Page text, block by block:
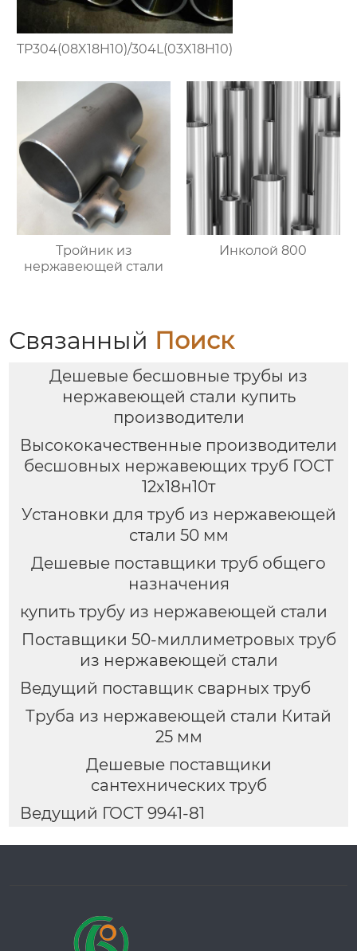
TP304(08X18H10)/304L(03X18H10)
Тройник из
нержавеющей стали
Инколой 800
Связанный Поиск
Дешевые бесшовные трубы из
нержавеющей стали купить
производители
Высококачественные производители
бесшовных нержавеющих труб ГОСТ
12х18н10т
Установки для труб из нержавеющей
стали 50 мм
Дешевые поставщики труб общего
назначения
купить трубу из нержавеющей стали
Поставщики 50-миллиметровых труб
из нержавеющей стали
Ведущий поставщик сварных труб
Труба из нержавеющей стали Китай
25 мм
Дешевые поставщики
сантехнических труб
Ведущий ГОСТ 9941-81